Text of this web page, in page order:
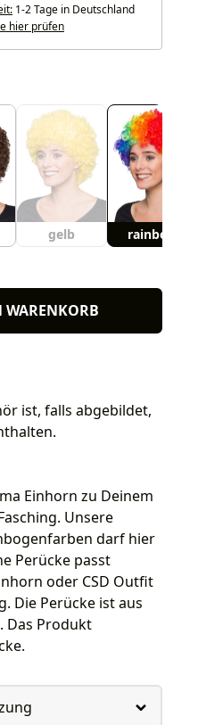
1-2 Tage in Deutschland
hier prüfen
gelb rainbow
ist, falls abgebildet,
Einhorn zu Deinem
Unsere
darf hier
Perücke passt
oder CSD Outfit
Die Perücke ist aus
Das Produkt